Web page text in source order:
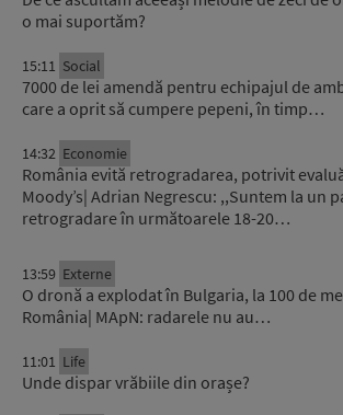
o mai suportăm?
15:11 Social
7000 de lei amendă pentru echipajul de
care a oprit să cumpere pepeni, în timp…
14:32 Economie
România evită retrogradarea, potrivit
Moody’s| Adrian Negrescu: ,,Suntem la un
retrogradare în următoarele 18-20…
13:59 Externe
O dronă a explodat în Bulgaria, la 100 de
România| MApN: radarele nu au…
11:01 Life
Unde dispar vrăbiile din orașe?